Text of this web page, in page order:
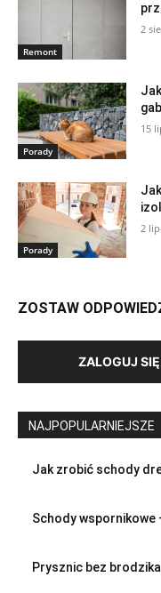
Remont
2
Porady
15
Porady
2
ZOSTAW
ZALOGUJ
NAJPOPULARNIEJSZE
Jak zrobić schody
Schody wspornikowe
Prysznic bez